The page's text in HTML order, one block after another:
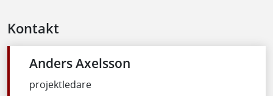
Kontakt
Anders Axelsson
projektledare